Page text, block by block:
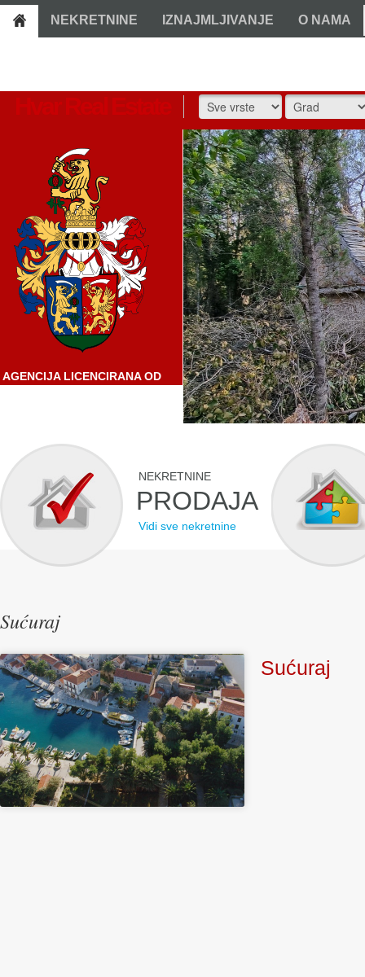
NEKRETNINE IZNAJMLJIVANJE O NAMA
AGENCIJA LICENCIRANA OD
STRANE HRVATSKE
NEKRETNINE
PRODAJA
Vidi sve nekretnine
Sućuraj
Sućuraj